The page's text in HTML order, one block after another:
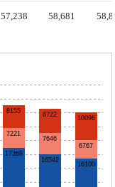
57,238 58,681
17368
16542
16100
7221
7646
6767
8155 8722 10096